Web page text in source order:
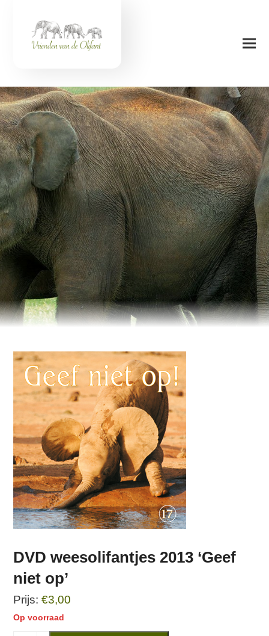
DVD weesolifantjes 2013 ‘Geef
niet op’
€3,00
Op voorraad